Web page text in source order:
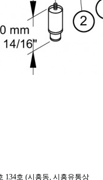
134호 (시흥동, 시흥유통상